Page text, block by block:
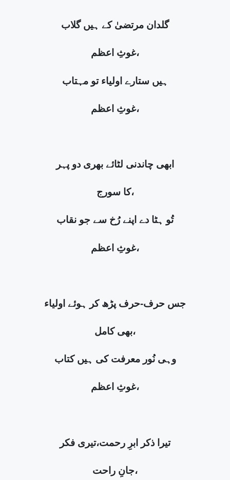
گلدان مرتضیٰ کے ہیں گلاب
غوثِ اعظم،
ہیں ستارے اولیاء تو مہتاب
غوثِ اعظم،
ابھی چاندنی لٹائے بھری دو پہر
کا سورج،
تُو ہٹا دے اپنے رُخ سے جو نقاب
غوثِ اعظم،
جس حرف-حرف پڑھ کر ہوئے اولیاء
بھی کامل،
وہی نُور معرفت کی ہیں کتاب
غوثِ اعظم،
تیرا ذکر ابرِ رحمت،تیری فکر
جانِ راحت،